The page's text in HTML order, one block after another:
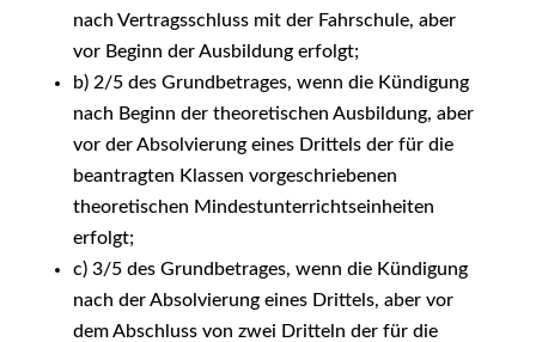
nach Vertragsschluss mit der Fahrschule, aber
vor Beginn der Ausbildung erfolgt;
b) 2/5 des Grundbetrages, wenn die Kündigung
nach Beginn der theoretischen Ausbildung, aber
vor der Absolvierung eines Drittels der für die
beantragten Klassen vorgeschriebenen
theoretischen Mindestunterrichtseinheiten
erfolgt;
c) 3/5 des Grundbetrages, wenn die Kündigung
nach der Absolvierung eines Drittels, aber vor
dem Abschluss von zwei Dritteln der für die